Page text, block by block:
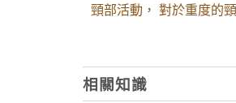
頸部活動， 對於重度的
相關知識